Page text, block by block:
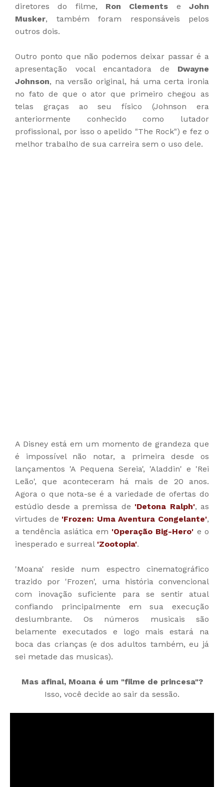
diretores do filme, Ron Clements eJohn
Musker, também foram responsáveis pelos
outros dois.
Outro ponto que não podemos deixar passar é a
apresentação vocal encantadora de Dwayne
Johnson, na versão original, há uma certa ironia
no fato de que o ator que primeiro chegou as
telas graças ao seu físico (Johnson era
anteriormente conhecido como lutador
profissional, por isso o apelido "The Rock") e fez o
melhor trabalho de sua carreira sem o uso dele.
A Disney está em um momento de grandeza que
é impossível não notar, a primeira desde os
lançamentos 'A Pequena Sereia', 'Aladdin' e 'Rei
Leão', que aconteceram há mais de 20 anos.
Agora o que nota-se é a variedade de ofertas do
estúdio desde a premissa de 'Detona Ralph', as
virtudes de 'Frozen: Uma Aventura Congelante',
a tendência asiática em 'Operação Big-Hero' e o
inesperado e surreal 'Zootopia'.
'Moana' reside num espectro cinematográfico
trazido por 'Frozen', uma história convencional
com inovação suficiente para se sentir atual
confiando principalmente em sua execução
deslumbrante. Os números musicais são
belamente executados e logo mais estará na
boca das crianças (e dos adultos também, eu já
sei metade das musicas).
Mas afinal, Moana é um "filme de princesa"?
Isso, você decide ao sair da sessão.